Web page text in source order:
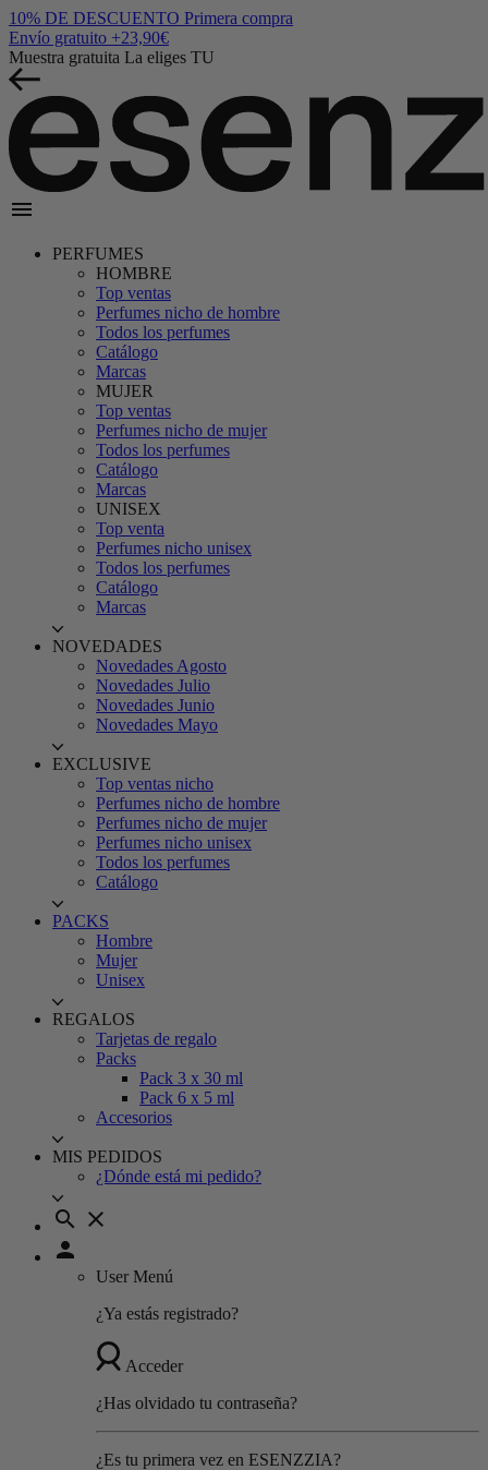
10% DE DESCUENTO Primera compra
Envío gratuito +23,90€
Muestra gratuita La eliges TU
menu
PERFUMES
HOMBRE
Top ventas
Perfumes nicho de hombre
Todos los perfumes
Catálogo
Marcas
MUJER
Top ventas
Perfumes nicho de mujer
Todos los perfumes
Catálogo
Marcas
UNISEX
Top venta
Perfumes nicho unisex
Todos los perfumes
Catálogo
Marcas
NOVEDADES
Novedades Agosto
Novedades Julio
Novedades Junio
Novedades Mayo
EXCLUSIVE
Top ventas nicho
Perfumes nicho de hombre
Perfumes nicho de mujer
Perfumes nicho unisex
Todos los perfumes
Catálogo
PACKS
Hombre
Mujer
Unisex
REGALOS
Tarjetas de regalo
Packs
Pack 3 x 30 ml
Pack 6 x 5 ml
Accesorios
MIS PEDIDOS
¿Dónde está mi pedido?
search close
person
User Menú
¿Ya estás registrado?
Acceder
¿Has olvidado tu contraseña?
¿Es tu primera vez en ESENZZIA?